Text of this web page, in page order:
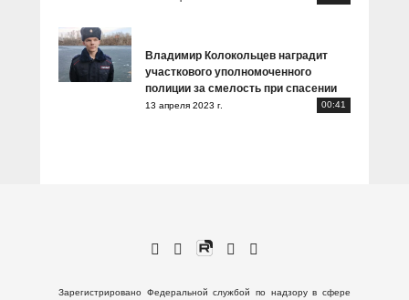
Владимир Колокольцев наградит
участкового уполномоченного
полиции за смелость при спасении
13 апреля 2023 г. 00:41
Зарегистрировано Федеральной службой по надзору в сфере